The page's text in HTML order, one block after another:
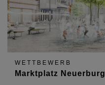
WETTBEWERB
Marktplatz Neuerburg